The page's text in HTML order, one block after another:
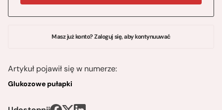
Masz już konto? Zaloguj się, aby kontynuuwać
Artykuł pojawił się w numerze:
Glukozowe pułapki